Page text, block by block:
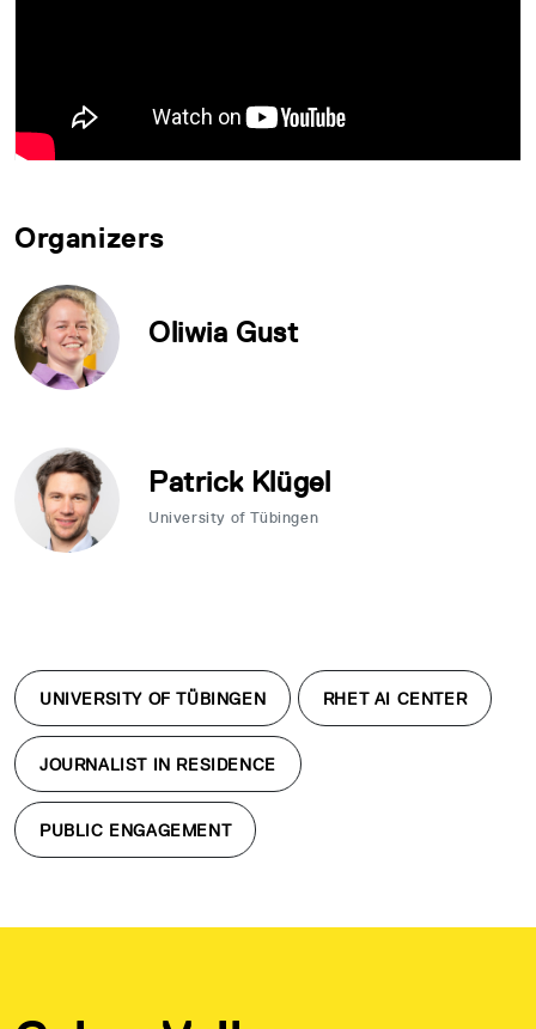
Organizers
Oliwia Gust
Patrick Klügel
University of Tübingen
UNIVERSITY OF TÜBINGEN RHET AI CENTER
JOURNALIST IN RESIDENCE
PUBLIC ENGAGEMENT